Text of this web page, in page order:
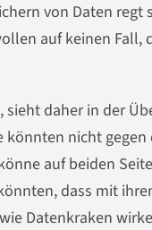
von Daten
auf keinen
sieht daher in der
könnten nicht
auf beiden
dass mit
Datenkraken